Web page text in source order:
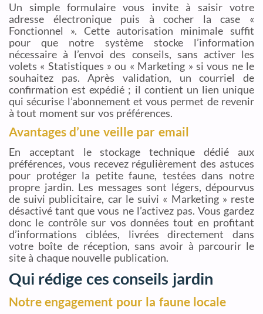
Un simple formulaire vous invite à saisir votre
adresse électronique puis à cocher la case «
Fonctionnel ». Cette autorisation minimale suffit
pour que notre système stocke l’information
nécessaire à l’envoi des conseils, sans activer les
volets « Statistiques » ou « Marketing » si vous ne le
souhaitez pas. Après validation, un courriel de
confirmation est expédié ; il contient un lien unique
qui sécurise l’abonnement et vous permet de revenir
à tout moment sur vos préférences.
Avantages d’une veille par email
En acceptant le stockage technique dédié aux
préférences, vous recevez régulièrement des astuces
pour protéger la petite faune, testées dans notre
propre jardin. Les messages sont légers, dépourvus
de suivi publicitaire, car le suivi « Marketing » reste
désactivé tant que vous ne l’activez pas. Vous gardez
donc le contrôle sur vos données tout en profitant
d’informations ciblées, livrées directement dans
votre boîte de réception, sans avoir à parcourir le
site à chaque nouvelle publication.
Qui rédige ces conseils jardin
Notre engagement pour la faune locale